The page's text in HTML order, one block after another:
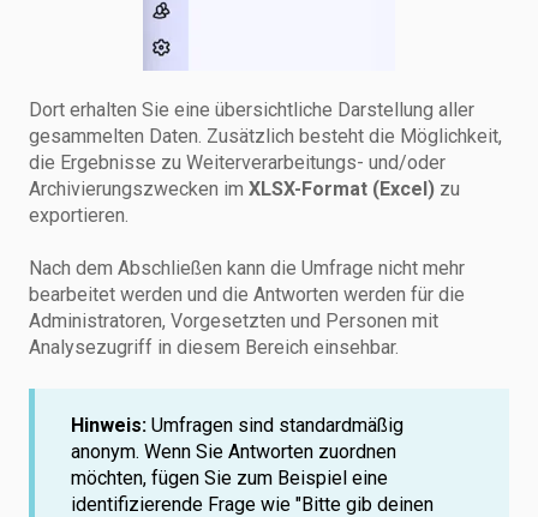
Dort erhalten Sie eine übersichtliche Darstellung aller
gesammelten Daten. Zusätzlich besteht die Möglichkeit,
die Ergebnisse zu Weiterverarbeitungs- und/oder
Archivierungszwecken im XLSX-Format (Excel) zu
exportieren.
Nach dem Abschließen kann die Umfrage nicht mehr
bearbeitet werden und die Antworten werden für die
Administratoren, Vorgesetzten und Personen mit
Analysezugriff in diesem Bereich einsehbar.
Hinweis: Umfragen sind standardmäßig
anonym. Wenn Sie Antworten zuordnen
möchten, fügen Sie zum Beispiel eine
identifizierende Frage wie "Bitte gib deinen